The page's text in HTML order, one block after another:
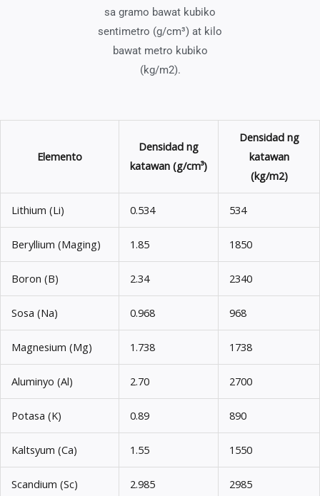
sa gramo bawat kubiko
sentimetro (g/cm³) at kilo
bawat metro kubiko
(kg/m2).
Elemento
Densidad ng
katawan (g/cm³)
Densidad ng
katawan
(kg/m2)
Lithium (Li) 0.534 534
Beryllium (Maging) 1.85 1850
Boron (B) 2.34 2340
Sosa (Na) 0.968 968
Magnesium (Mg) 1.738 1738
Aluminyo (Al) 2.70 2700
Potasa (K) 0.89 890
Kaltsyum (Ca) 1.55 1550
Scandium (Sc) 2.985 2985